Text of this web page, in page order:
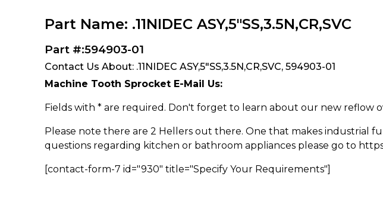
Part Name: .11NIDEC ASY,5"SS,3.5N,CR,SVC
Part #:594903-01
Contact Us About: .11NIDEC ASY,5"SS,3.5N,CR,SVC, 594903-01
Machine Tooth Sprocket E-Mail Us:
Fields with * are required. Don't forget to learn about our new reflow
Please note there are 2 Hellers out there. One that makes industrial
questions regarding kitchen or bathroom appliances please go to
[contact-form-7 id="930" title="Specify Your Requirements"]